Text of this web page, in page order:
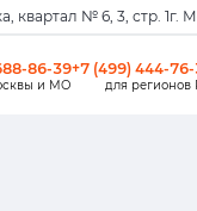
квартал № 6, 3, стр. 1г.
86-39
и МО
+7 (499) 444-
для регионов